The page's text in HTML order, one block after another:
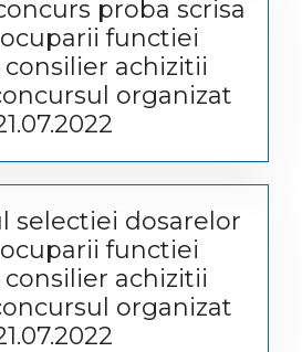
proba scrisa
functiei
achizitii
organizat
selectiei dosarelor
functiei
achizitii
organizat